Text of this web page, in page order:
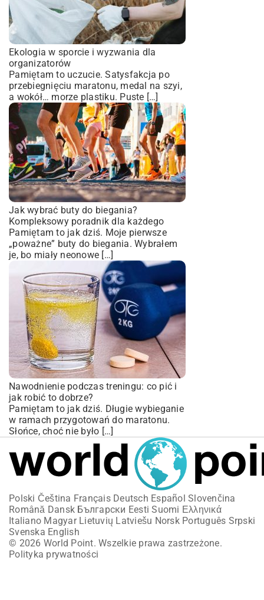
Ekologia w sporcie i wyzwania dla
organizatorów
Pamiętam to uczucie. Satysfakcja po
przebiegnięciu maratonu, medal na szyi,
a wokół… morze plastiku. Puste […]
Jak wybrać buty do biegania?
Kompleksowy poradnik dla każdego
Pamiętam to jak dziś. Moje pierwsze
„poważne” buty do biegania. Wybrałem
je, bo miały neonowe […]
Nawodnienie podczas treningu: co pić i
jak robić to dobrze?
Pamiętam to jak dziś. Długie wybieganie
w ramach przygotowań do maratonu.
Słońce, choć nie było […]
Polski Čeština Français Deutsch Español Slovenčina
Română Dansk Български Eesti Suomi Ελληνικά
Italiano Magyar Lietuvių Latviešu Norsk Português Srpski
Svenska English
© 2026 World Point. Wszelkie prawa zastrzeżone.
Polityka prywatności